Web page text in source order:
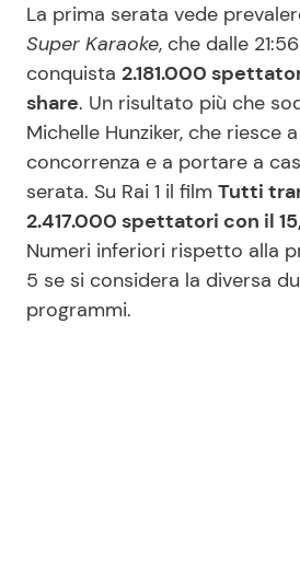
La prima serata vede
Super Karaoke, che dalle
conquista 2.181.000
share. Un risultato più che
Michelle Hunziker, che riesce
concorrenza e a portare a
serata. Su Rai 1 il film Tutti
2.417.000 spettatori con il
Numeri inferiori rispetto alla
5 se si considera la diversa
programmi.